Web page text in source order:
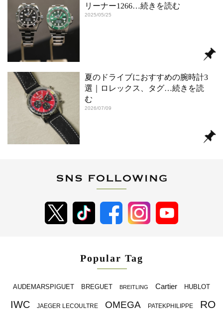
リーナー1266…続きを読む
2025/05/25
夏のドライブにおすすめの腕時計3
選｜ロレックス、タグ…続きを読
む
2026/07/09
Popular Tag
AUDEMARSPIGUET BREGUET BREITLING Cartier HUBLOT
IWC JAEGER LECOULTRE OMEGA PATEKPHILIPPE
RO